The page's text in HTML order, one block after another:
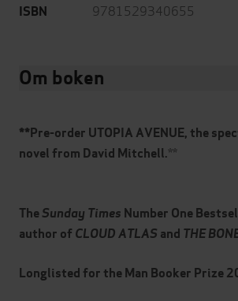
ISBN 9781529340655
Om boken
**Pre-order UTOPIA AVENUE, the
novel from David Mitchell.**
TheSunday Times Number One
author of CLOUD ATLAS and THE
Longlisted for the Man Booker Prize